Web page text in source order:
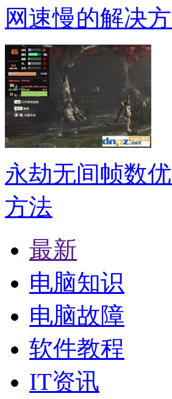
网速慢的解决
永劫无间帧数
方法
最新
电脑知识
电脑故障
软件教程
IT资讯